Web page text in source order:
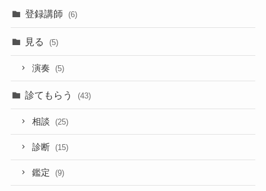
登録講師 (6)
見る (5)
演奏 (5)
診てもらう (43)
相談 (25)
診断 (15)
鑑定 (9)